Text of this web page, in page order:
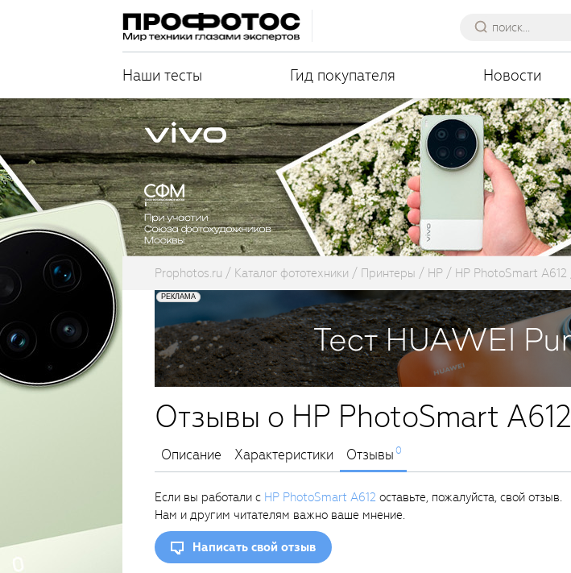
Наши тесты Гид покупателя Новости
Prophotos.ru Каталог фототехники Принтеры HP HP PhotoSmart A612
Отзывы о HP PhotoSmart A612
Описание Характеристики Отзывы0
Если вы работали с HP PhotoSmart A612 оставьте, пожалуйста, свой отзыв.
Нам и другим читателям важно ваше мнение.
Написать свой отзыв